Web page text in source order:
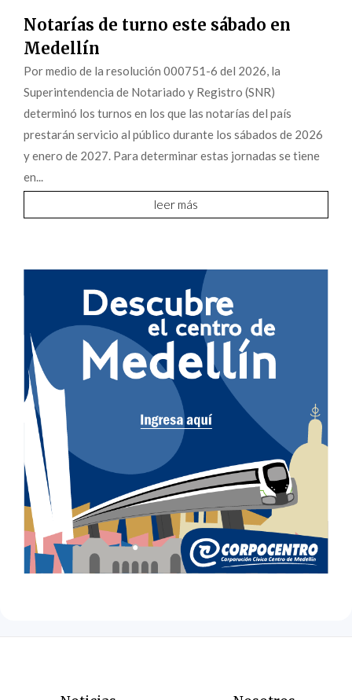
Notarías de turno este sábado en
Medellín
Por medio de la resolución 000751-6 del 2026, la
Superintendencia de Notariado y Registro (SNR)
determinó los turnos en los que las notarías del país
prestarán servicio al público durante los sábados de 2026
y enero de 2027. Para determinar estas jornadas se tiene
en...
leer más